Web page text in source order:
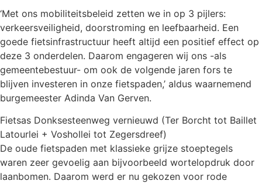
‘Met ons mobiliteitsbeleid zetten we in op 3 pijlers:
verkeersveiligheid, doorstroming en leefbaarheid. Een
goede fietsinfrastructuur heeft altijd een positief effect op
deze 3 onderdelen. Daarom engageren wij ons -als
gemeentebestuur- om ook de volgende jaren fors te
blijven investeren in onze fietspaden,’ aldus waarnemend
burgemeester Adinda Van Gerven.
Fietsas Donksesteenweg vernieuwd (Ter Borcht tot Baillet
Latourlei + Voshollei tot Zegersdreef)
De oude fietspaden met klassieke grijze stoeptegels
waren zeer gevoelig aan bijvoorbeeld wortelopdruk door
laanbomen. Daarom werd er nu gekozen voor rode